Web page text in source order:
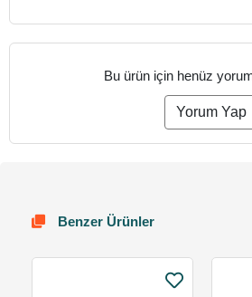
Bu ürün için henüz
Yorum Yap
Benzer Ürünler